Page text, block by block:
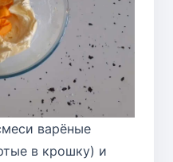
варёные
в крошку) и